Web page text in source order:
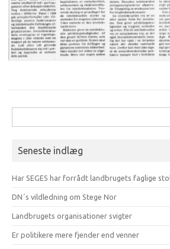
efter:
Seneste indlæg
Har SEGES har forrådt landbrugets faglige
DN´s vildledning om Stege Nor
Landbrugets organisationer svigter
Er politikere mere fjender end venner